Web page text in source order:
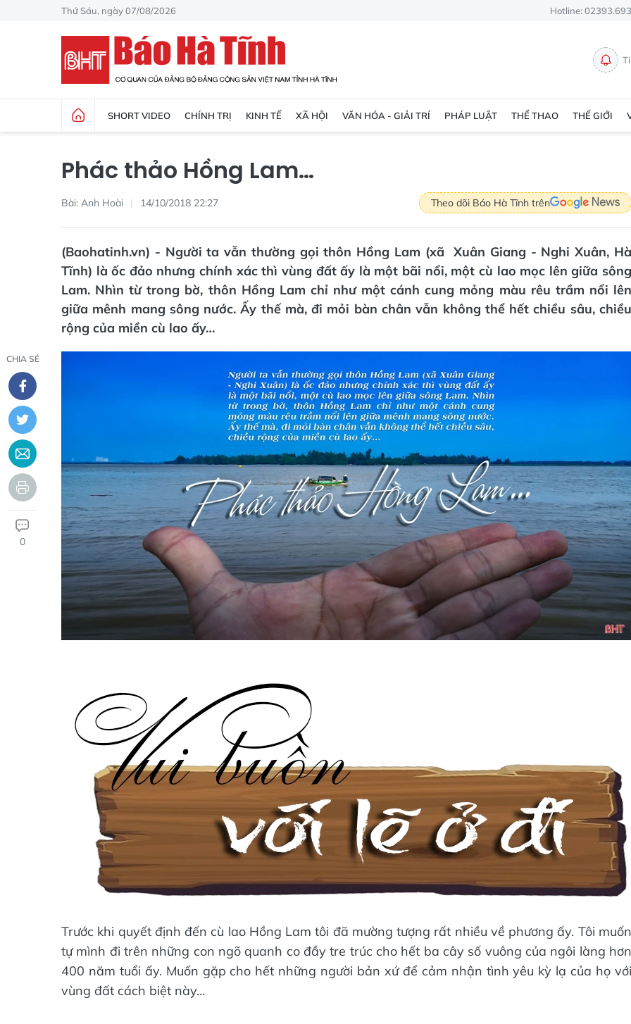
Thứ Sáu, ngày 07/08/2026 Hotline:
SHORT VIDEO CHÍNH TRỊ KINH TẾ XÃ HỘI VĂN HÓA - GIẢI TRÍ PHÁP LUẬT THỂ THAO THẾ GIỚI
Phác thảo Hồng Lam…
Bài: Anh Hoài 14/10/2018 22:27 Theo dõi Báo Hà Tĩnh trên
(Baohatinh.vn) - Người ta vẫn thường gọi thôn Hồng Lam (xã Xuân Giang - Nghi Xuân, Hà
Tĩnh) là ốc đảo nhưng chính xác thì vùng đất ấy là một bãi nổi, một cù lao mọc lên giữa sông
Lam. Nhìn từ trong bờ, thôn Hồng Lam chỉ như một cánh cung mỏng màu rêu trầm nổi lên
giữa mênh mang sông nước. Ấy thế mà, đi mỏi bàn chân vẫn không thể hết chiều sâu, chiều
rộng của miền cù lao ấy…
CHIA SẺ
0
Trước khi quyết định đến cù lao Hồng Lam tôi đã mường tượng rất nhiều về phương ấy. Tôi muốn
tự mình đi trên những con ngõ quanh co đầy tre trúc cho hết ba cây số vuông của ngôi làng hơn
400 năm tuổi ấy. Muốn gặp cho hết những người bản xứ để cảm nhận tình yêu kỳ lạ của họ với
vùng đất cách biệt này…